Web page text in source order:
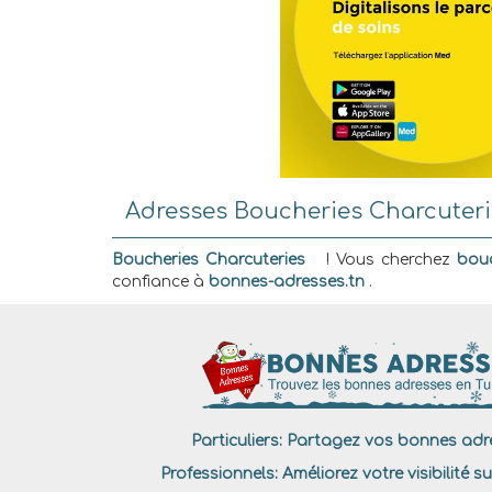
Adresses Boucheries
Boucheries Charcuteries ! Vous cherchez
confiance à bonnes-adresses.tn .
Particuliers:Partagez vos bonnes
Professionnels:Améliorez votre visibilité